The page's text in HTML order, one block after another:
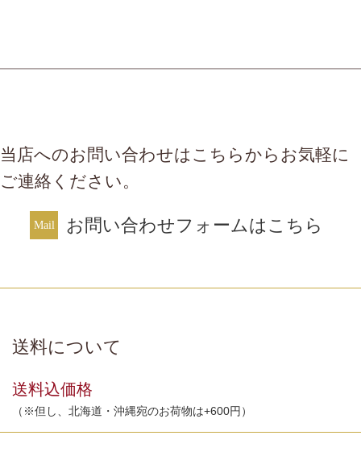
当店へのお問い合わせはこちらからお気軽に
ご連絡ください。
お問い合わせフォームはこちら
送料について
送料込価格
（※但し、北海道・沖縄宛のお荷物は+600円）